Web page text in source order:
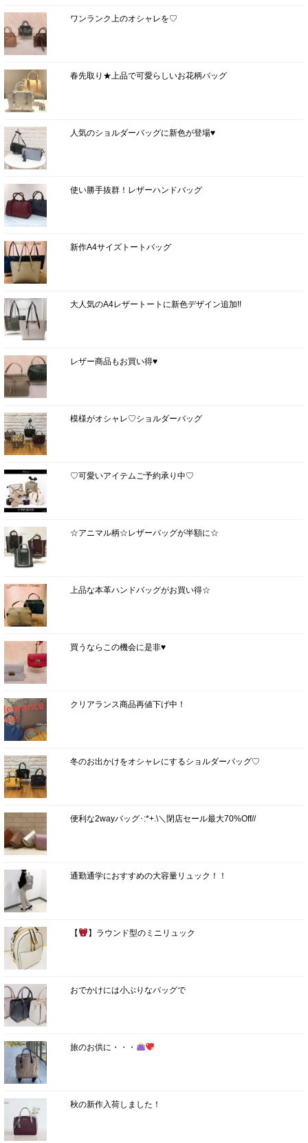
ワンランク上のオシャレを♡
春先取り★上品で可愛らしいお花柄バッグ
人気のショルダーバッグに新色が登場♥
使い勝手抜群！レザーハンドバッグ
新作A4サイズトートバッグ
大人気のA4レザートートに新色デザイン追加!!
レザー商品もお買い得♥
模様がオシャレ♡ショルダーバッグ
♡可愛いアイテムご予約承り中♡
☆アニマル柄☆レザーバッグが半額に☆
上品な本革ハンドバッグがお買い得☆
買うならこの機会に是非♥
クリアランス商品再値下げ中！
冬のお出かけをオシャレにするショルダーバッグ♡
便利な2wayバッグ･:*+.\＼閉店セール最大70%Off//
通勤通学におすすめの大容量リュック！！
【 】ラウンド型のミニリュック
おでかけには小ぶりなバッグで
旅のお供に・・・
秋の新作入荷しました！